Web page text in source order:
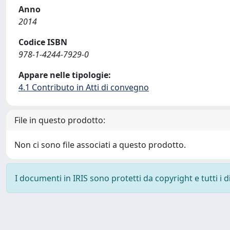
Anno
2014
Codice ISBN
978-1-4244-7929-0
Appare nelle tipologie:
4.1 Contributo in Atti di convegno
File in questo prodotto:
Non ci sono file associati a questo prodotto.
I documenti in IRIS sono protetti da copyright e tutti i